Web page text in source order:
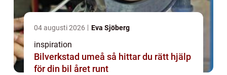
04 augusti 2026 Eva Sjöberg
inspiration
Bilverkstad umeå så hittar du rätt hjälp
för din bil året runt